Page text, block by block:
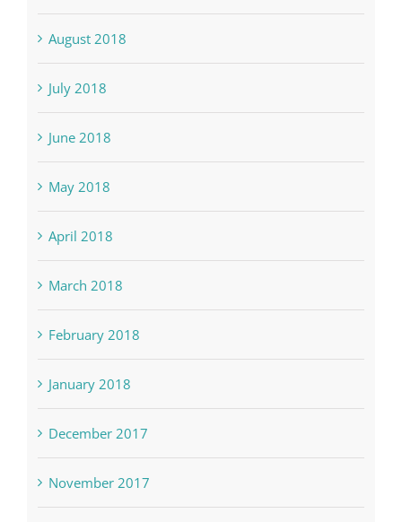
August 2018
July 2018
June 2018
May 2018
April 2018
March 2018
February 2018
January 2018
December 2017
November 2017